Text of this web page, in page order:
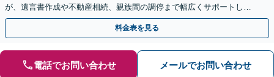
が、遺言書作成や不動産相続、親族間の調停まで幅広くサポートしま
す！負担を減らし円満に解決します。【夜間面談利用可】
料金表を見る
電話でお問い合わせ メールでお問い合わせ